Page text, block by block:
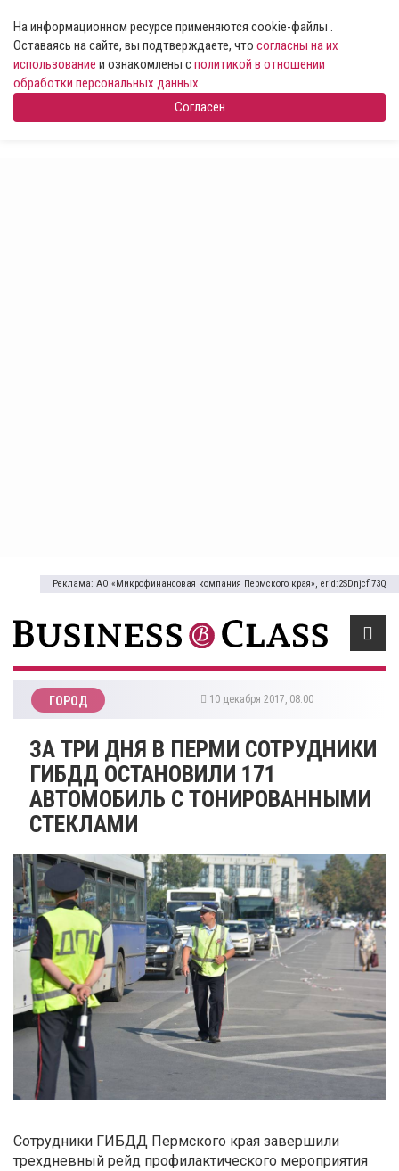
На информационном ресурсе применяются cookie-файлы .
Оставаясь на сайте, вы подтверждаете, что согласны на их
использование и ознакомлены сполитикой в отношении
обработки персональных данных
Согласен
Реклама: АО «Микрофинансовая компания Пермского края», erid:2SDnjcfi73Q
ГОРОД 10 декабря 2017, 08:00
ЗА ТРИ ДНЯ В ПЕРМИ СОТРУДНИКИ
ГИБДД ОСТАНОВИЛИ 171
АВТОМОБИЛЬ С ТОНИРОВАННЫМИ
СТЕКЛАМИ
Сотрудники ГИБДД Пермского края завершили
трехдневный рейд профилактического мероприятия